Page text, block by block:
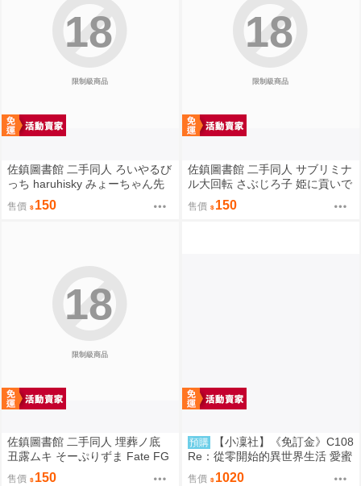
限制級商品
18
佐鎮圖書館 二手同人 ろいやるび
っち haruhisky みょーちゃん先
生かくパコりき 3 小美老師如是
說
售價 150
限制級商品
18
佐鎮圖書館 二手同人 サブリミナ
ル大回転 さぶじろ子 姫に貢いで
搾られたい! Fate FGO
售價 150
限制級商品
18
佐鎮圖書館 二手同人 埋葬ノ底
丑露ムキ そーぷりずま Fate FG
O
售價 150
預購
【小凜社】《免訂金》C108
Re：從零開始的異世界生活 愛蜜
莉雅 艾姬多娜 拉姆 雷姆 B2掛軸
售價 1020